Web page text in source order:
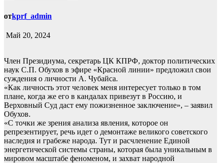
отkprf_admin
Май 20, 2024
Член Президиума, секретарь ЦК КПРФ, доктор политических
наук С.П. Обухов в эфире «Красной линии» предложил свои
суждения о личности А. Чубайса.
«Как личность этот человек меня интересует только в том
плане, когда же его в кандалах привезут в Россию, и
Верховный Суд даст ему пожизненное заключение», – заявил
Обухов.
«С точки же зрения анализа явления, которое он
репрезентирует, речь идет о демонтаже великого советского
наследия и грабеже народа. Тут и расчленение Единой
энергетической системы страны, которая была уникальным в
мировом масштабе феноменом, и захват народной